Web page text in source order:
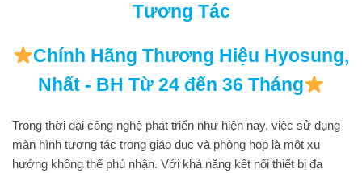
Tương Tác
Chính Hãng Thương Hiệu Hyosung,
Nhất - BH Từ 24 đến 36 Tháng
Trong thời đại công nghệ phát triển như hiện nay, việc sử dụng
màn hình tương tác trong giáo dục và phòng họp là một xu
hướng không thể phủ nhận. Với khả năng kết nối thiết bị đa